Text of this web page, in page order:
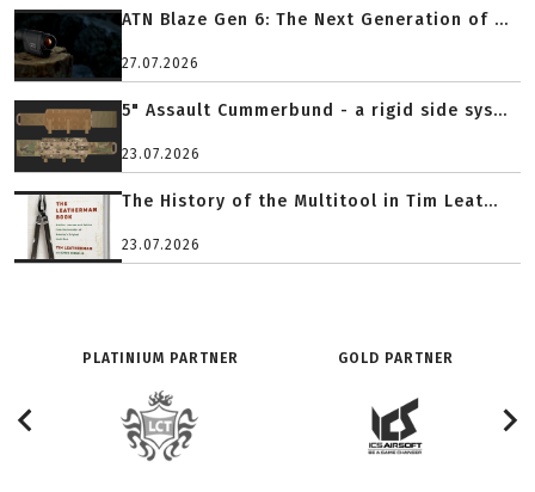
ATN Blaze Gen 6: The Next Generation of ...
27.07.2026
5" Assault Cummerbund - a rigid side sys...
23.07.2026
The History of the Multitool in Tim Leat...
23.07.2026
PLATINIUM PARTNER GOLD PARTNER